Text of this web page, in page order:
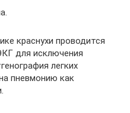
краснухи проводится
для исключения
легких
пневмонию как